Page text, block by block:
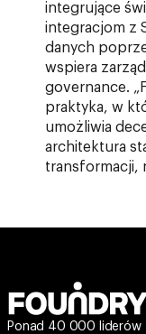
integrujące
integracjom z
danych
wspiera
governance.
praktyka, w
umożliwia
architektura
transformacji,
Ponad 40 000 liderów